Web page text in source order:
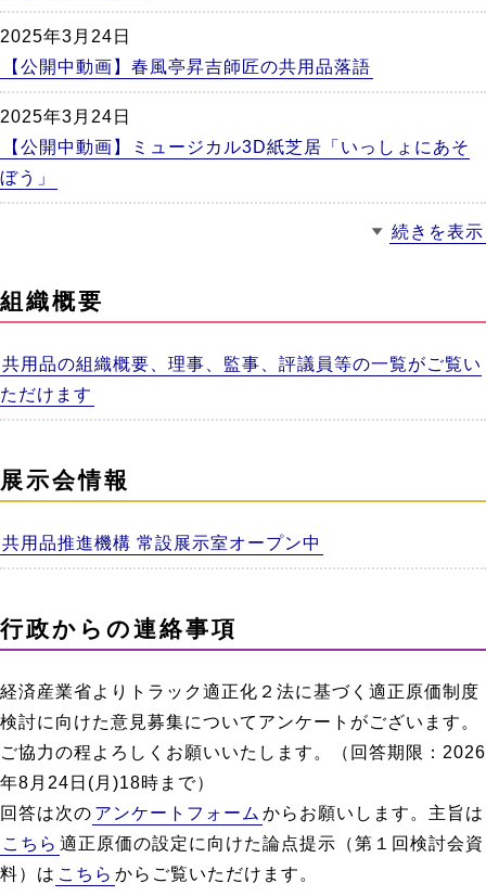
2025年3月24日
【公開中動画】春風亭昇吉師匠の共用品落語
2025年3月24日
【公開中動画】ミュージカル3D紙芝居「いっしょにあそ
ぼう」
続きを表示
組織概要
共用品の組織概要、理事、監事、評議員等の一覧がご覧い
ただけます
展示会情報
共用品推進機構 常設展示室オープン中
行政からの連絡事項
経済産業省よりトラック適正化２法に基づく適正原価制度
検討に向けた意見募集についてアンケートがございます。
ご協力の程よろしくお願いいたします。（回答期限：2026
年8月24日(月)18時まで）
回答は次の アンケートフォーム からお願いします。主旨は
こちら 適正原価の設定に向けた論点提示（第１回検討会資
料）は こちら からご覧いただけます。